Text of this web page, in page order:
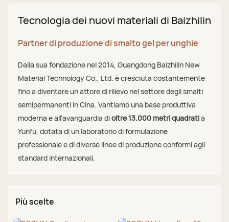
Tecnologia dei nuovi materiali di Baizhilin
Partner di produzione di smalto gel per unghie
Dalla sua fondazione nel 2014, Guangdong Baizhilin New
Material Technology Co., Ltd. è cresciuta costantemente
fino a diventare un attore di rilievo nel settore degli smalti
semipermanenti in Cina. Vantiamo una base produttiva
moderna e all'avanguardia dioltre 13.000 metri quadratia
Yunfu, dotata di un laboratorio di formulazione
professionale e di diverse linee di produzione conformi agli
standard internazionali.
Più scelte